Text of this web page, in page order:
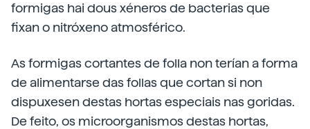
formigas hai dous xéneros de bacterias que
fixan o nitróxeno atmosférico.
As formigas cortantes de folla non terían a forma
de alimentarse das follas que cortan si non
dispuxesen destas hortas especiais nas goridas.
De feito, os microorganismos destas hortas,